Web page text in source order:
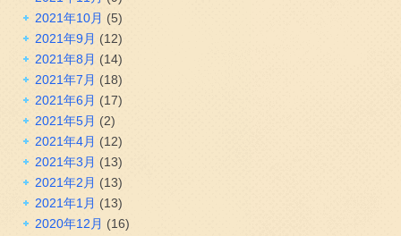
2021年10月 (5)
2021年9月 (12)
2021年8月 (14)
2021年7月 (18)
2021年6月 (17)
2021年5月 (2)
2021年4月 (12)
2021年3月 (13)
2021年2月 (13)
2021年1月 (13)
2020年12月 (16)